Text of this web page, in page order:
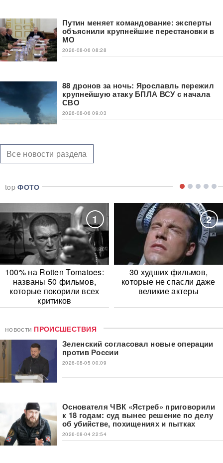
Путин меняет командование: эксперты
объяснили крупнейшие перестановки в
МО
2026-08-06 08:28
88 дронов за ночь: Ярославль пережил
крупнейшую атаку БПЛА ВСУ с начала
СВО
2026-08-06 09:03
Все новости раздела
topФОТО
1
100% на Rotten Tomatoes:
названы 50 фильмов,
которые покорили всех
критиков
2
30 худших фильмов,
которые не спасли даже
великие актеры
новости ПРОИСШЕСТВИЯ
Зеленский согласовал новые операции
против России
2026-08-05 00:09
Основателя ЧВК «Ястреб» приговорили
к 18 годам: суд вынес решение по делу
об убийстве, похищениях и пытках
2026-08-04 22:54